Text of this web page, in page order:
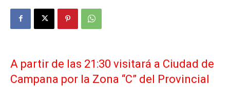
A partir de las 21:30 visitará a Ciudad de
Campana por la Zona “C” del Provincial